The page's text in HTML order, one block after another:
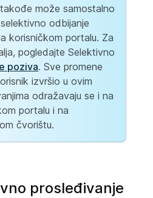
može samostalno
odbijanje
korisničkom portalu. Za
pogledajte Selektivno
poziva. Sve promene
izvršio u ovim
odražavaju se i na
portalu i na
čvorištu.
prosleđivanje